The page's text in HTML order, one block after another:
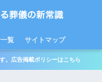
覧 サイトマップ
。広告掲載ポリシーはこちら